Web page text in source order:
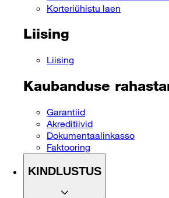
Korteriühistu laen
Liising
Liising
Kaubanduse
Garantiid
Akreditiivid
Dokumentaalinkasso
Faktooring
KINDLUSTUS